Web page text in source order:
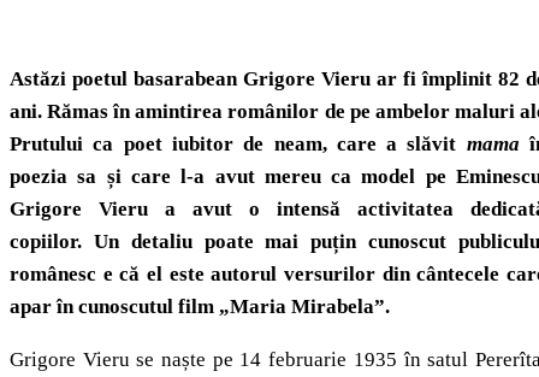
Astăzi poetul basarabean Grigore Vieru ar fi împlinit 82
ani. Rămas în amintirea românilor de pe ambelor maluri
Prutului ca poet iubitor de neam, care a slăvit mama
poezia sa și care l-a avut mereu ca model pe
Grigore Vieru a avut o intensă activitatea
copiilor. Un detaliu poate mai puțin cunoscut
românesc e că el este autorul versurilor din cântecele
apar în cunoscutul film „Maria Mirabela”.
Grigore Vieru se naște pe 14 februarie 1935 în satul